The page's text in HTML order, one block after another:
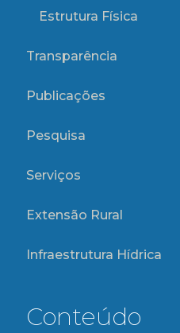
Estrutura Física
Transparência
Publicações
Pesquisa
Serviços
Extensão Rural
Infraestrutura Hídrica
Conteúdo